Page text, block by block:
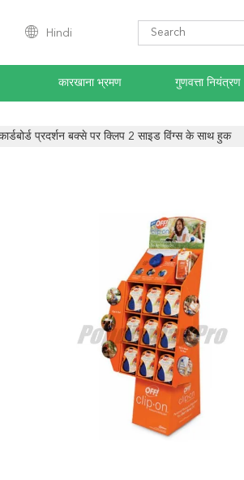
Hindi
कारखाना भ्रमण गुणवत्ता नियंत्रण
प्रदर्शन बक्से पर क्लिप 2 साइड विंग्स के साथ हुक